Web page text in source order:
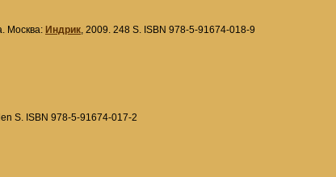
Москва: Индрик , 2009. 248 S. ISBN 978-5-91674-018-9
S. ISBN 978-5-91674-017-2